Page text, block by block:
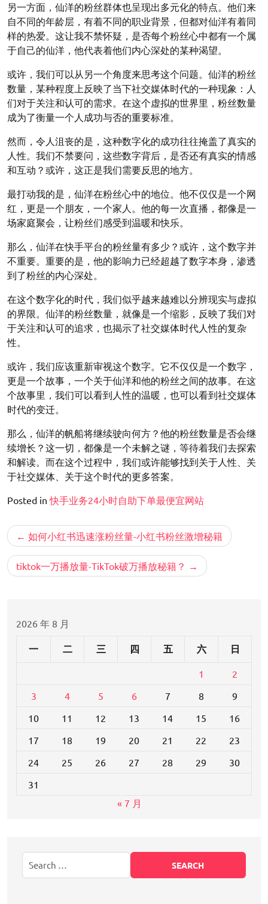
另一方面，仙洋的粉丝群体也呈现出多元化的特点。他们来
自不同的年龄层，有着不同的职业背景，但都对仙洋有着同
样的热爱。这让我不禁怀疑，是否每个粉丝心中都有一个属
于自己的仙洋，他代表着他们内心深处的某种渴望。
或许，我们可以从另一个角度来思考这个问题。仙洋的粉丝
数量，某种程度上反映了当下社交媒体时代的一种现象：人
们对于关注和认可的需求。在这个虚拟的世界里，粉丝数量
成为了衡量一个人成功与否的重要标准。
然而，令人沮丧的是，这种数字化的成功往往掩盖了真实的
人性。我们不禁要问，这些数字背后，是否还有真实的情感
和互动？或许，这正是我们需要反思的地方。
最打动我的是，仙洋在粉丝心中的地位。他不仅仅是一个网
红，更是一个朋友，一个家人。他的每一次直播，都像是一
场家庭聚会，让粉丝们感受到温暖和快乐。
那么，仙洋在快手平台的粉丝量有多少？或许，这个数字并
不重要。重要的是，他的影响力已经超越了数字本身，渗透
到了粉丝的内心深处。
在这个数字化的时代，我们似乎越来越难以分辨现实与虚拟
的界限。仙洋的粉丝数量，就像是一个缩影，反映了我们对
于关注和认可的追求，也揭示了社交媒体时代人性的复杂
性。
或许，我们应该重新审视这个数字。它不仅仅是一个数字，
更是一个故事，一个关于仙洋和他的粉丝之间的故事。在这
个故事里，我们可以看到人性的温暖，也可以看到社交媒体
时代的变迁。
那么，仙洋的帆船将继续驶向何方？他的粉丝数量是否会继
续增长？这一切，都像是一个未解之谜，等待着我们去探索
和解读。而在这个过程中，我们或许能够找到关于人性、关
于社交媒体、关于这个时代的更多答案。
Posted in快手业务24小时自助下单最便宜网站
文
章
导
如何小红书迅速涨粉丝量-小红书粉丝激增秘籍
tiktok一万播放量-TikTok破万播放秘籍？
2026 年 8 月
一 二 三 四 五 六 日
1
2
3
4 5 6 7 8
9
10
11 12 13 14 15
16
17
18 19 20 21 22
23
24
25 26 27 28 29
30
31
« 7 月